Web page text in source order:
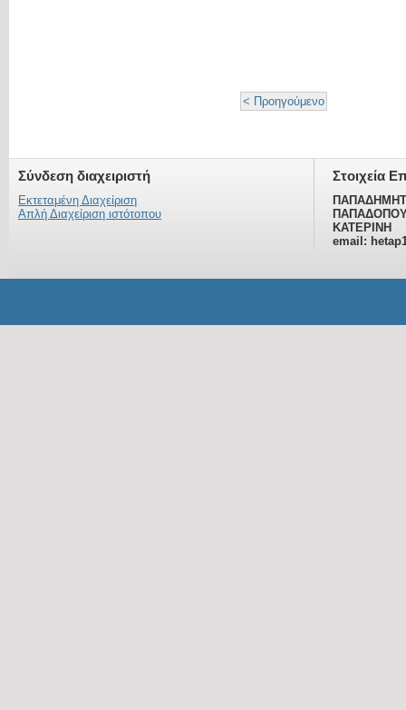
< Προηγούμενο
Σύνδεση διαχειριστή
Εκτεταμένη Διαχείριση
Απλή Διαχείριση ιστότοπου
Στοιχεία
ΚΑΤΕΡΙΝΗ
email: